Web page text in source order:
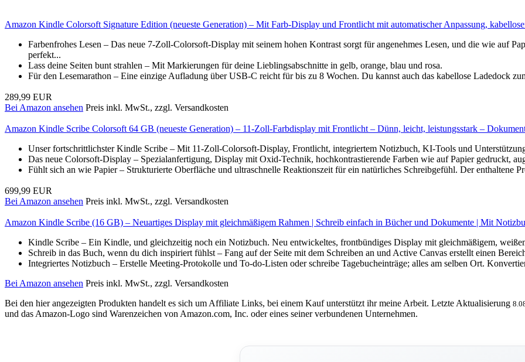
Amazon Kindle Colorsoft Signature Edition (neueste Generation) – Mit Farb-Display und Frontlicht mit automatischer Anpassung,
Farbenfrohes Lesen – Das neue 7-Zoll-Colorsoft-Display mit seinem hohen Kontrast sorgt für angenehmes Lesen, und die wie auf
perfekt...
Lass deine Seiten bunt strahlen – Mit Markierungen für deine Lieblingsabschnitte in gelb, orange, blau und rosa.
Für den Lesemarathon – Eine einzige Aufladung über USB-C reicht für bis zu 8 Wochen. Du kannst auch das kabellose Ladedock
289,99 EUR
Bei Amazon ansehen Preis inkl. MwSt., zzgl. Versandkosten
Amazon Kindle Scribe Colorsoft 64 GB (neueste Generation) – 11-Zoll-Farbdisplay mit Frontlicht – Dünn, leicht, leistungsstark –
Unser fortschrittlichster Kindle Scribe – Mit 11-Zoll-Colorsoft-Display, Frontlicht, integriertem Notizbuch, KI-Tools und
Das neue Colorsoft-Display – Spezialanfertigung, Display mit Oxid-Technik, hochkontrastierende Farben wie auf Papier gedruckt,
Fühlt sich an wie Papier – Strukturierte Oberfläche und ultraschnelle Reaktionszeit für ein natürliches Schreibgefühl. Der enthaltene
699,99 EUR
Bei Amazon ansehen Preis inkl. MwSt., zzgl. Versandkosten
Amazon Kindle Scribe (16 GB) – Neuartiges Display mit gleichmäßigem Rahmen | Schreib einfach in Bücher und Dokumente | Mit
Kindle Scribe – Ein Kindle, und gleichzeitig noch ein Notizbuch. Neu entwickeltes, frontbündiges Display mit gleichmäßigem,
Schreib in das Buch, wenn du dich inspiriert fühlst – Fang auf der Seite mit dem Schreiben an und Active Canvas erstellt einen
Integriertes Notizbuch – Erstelle Meeting-Protokolle und To-do-Listen oder schreibe Tagebucheinträge; alles am selben Ort.
Bei Amazon ansehen Preis inkl. MwSt., zzgl. Versandkosten
Bei den hier angezeigten Produkten handelt es sich um Affiliate Links, bei einem Kauf unterstützt ihr meine Arbeit. Letzte Aktualisierung
und das Amazon-Logo sind Warenzeichen von Amazon.com, Inc. oder eines seiner verbundenen Unternehmen.